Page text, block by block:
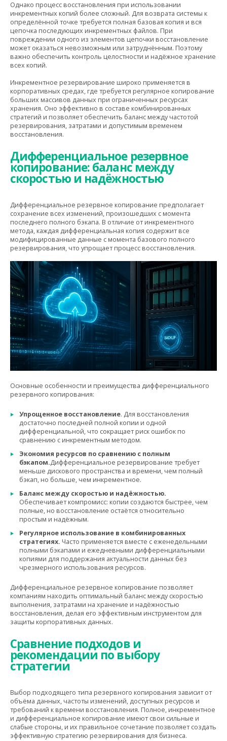
Однако процесс восстановления при использовании
инкрементных копий более сложный. Для возврата системы к
определённой точке требуется полная базовая копия и вся
цепочка последующих инкрементных файлов. При
повреждении одного из элементов цепочки восстановление
может оказаться невозможным или затруднённым. Поэтому
важно обеспечить контроль целостности и надёжное хранение
всех копий.
Инкрементное резервирование широко применяется в
корпоративных средах, где требуется регулярное копирование
больших массивов данных при ограниченных ресурсах
хранения. Оно эффективно в составе комбинированных
стратегий и позволяет обеспечить баланс между частотой
резервирования, затратами и допустимым временем
восстановления.
Дифференциальное резервное
копирование: баланс между
скоростью и надёжностью
Дифференциальное резервное копирование предполагает
сохранение всех изменений, произошедших с момента
последнего полного бэкапа. В отличие от инкрементного
метода, каждая дифференциальная копия содержит все
модифицированные данные с момента базового полного
резервирования, что упрощает процесс восстановления.
Основные особенности и преимущества дифференциального
резервного копирования:
Упрощенное восстановление. Для восстановления
достаточно последней полной копии и одной
дифференциальной, что сокращает риск ошибок по
сравнению с инкрементным методом.
Экономия ресурсов по сравнению с полным
бэкапом.Дифференциальное резервирование требует
меньше дискового пространства и времени, чем полный
бэкап, но больше, чем инкрементное.
Баланс между скоростью и надёжностью.
Обеспечивает компромисс: копии создаются быстрее, чем
полные, но восстановление остаётся относительно
простым и надёжным.
Регулярное использование в комбинированных
стратегиях. Часто применяется вместе с еженедельными
полными бэкапами и ежедневными дифференциальными
копиями для поддержания актуальности данных без
чрезмерного использования ресурсов.
Дифференциальное резервное копирование позволяет
компаниям находить оптимальный баланс между скоростью
выполнения, затратами на хранение и надёжностью
восстановления, делая его эффективным инструментом для
защиты корпоративных данных.
Сравнение подходов и
рекомендации по выбору
стратегии
Выбор подходящего типа резервного копирования зависит от
объёма данных, частоты изменений, доступных ресурсов и
требований к времени восстановления. Полное, инкрементное
и дифференциальное копирование имеют свои сильные и
слабые стороны, и их правильное сочетание позволяет создать
эффективную стратегию резервирования для бизнеса.